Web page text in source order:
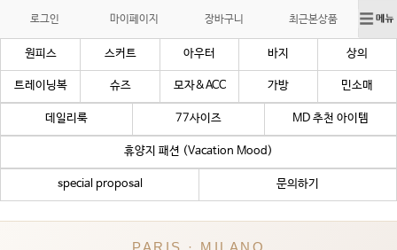
로그인 마이페이지 장바구니 최근본상품
원피스 스커트 아우터 바지 상의
트레이닝복 슈즈 모자&ACC 가방 민소매
데일리룩 77사이즈 MD 추천 아이템
휴양지 패션 (Vacation Mood)
special proposal 문의하기
PARIS · MILANO